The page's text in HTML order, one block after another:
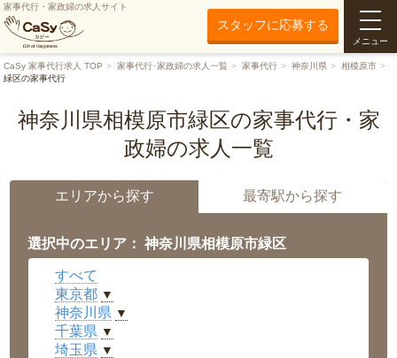
家事代行・家政婦の求人サイト
スタッフに応募する
メニュー
CaSy 家事代行求人 TOP 家事代行･家政婦の求人一覧 家事代行 神奈川県
相模原市
緑区の家事代行
神奈川県相模原市緑区の家事代行・家
政婦の求人一覧
エリアから探す 最寄駅から探す
選択中のエリア： 神奈川県相模原市緑区
すべて
東京都 ▼
神奈川県 ▼
千葉県 ▼
埼玉県 ▼